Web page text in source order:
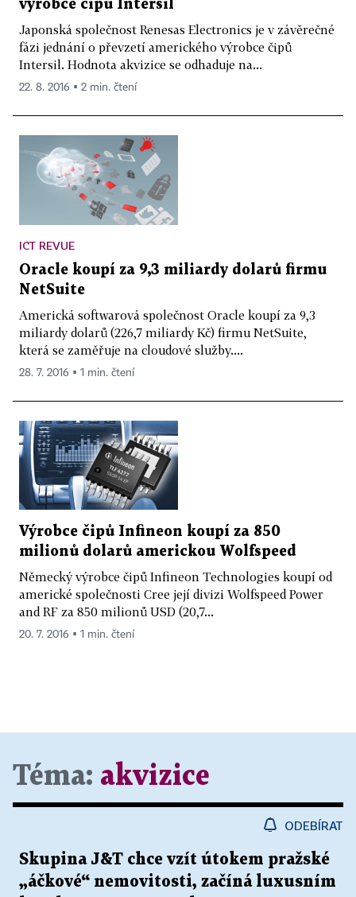
výrobce čipů Intersil
Japonská společnost Renesas Electronics je v závěrečné
fázi jednání o převzetí amerického výrobce čipů
Intersil. Hodnota akvizice se odhaduje na...
22. 8. 2016 ▪ 2 min. čtení
ICT REVUE
Oracle koupí za 9,3 miliardy dolarů firmu
NetSuite
Americká softwarová společnost Oracle koupí za 9,3
miliardy dolarů (226,7 miliardy Kč) firmu NetSuite,
která se zaměřuje na cloudové služby....
28. 7. 2016 ▪ 1 min. čtení
Výrobce čipů Infineon koupí za 850
milionů dolarů americkou Wolfspeed
Německý výrobce čipů Infineon Technologies koupí od
americké společnosti Cree její divizi Wolfspeed Power
and RF za 850 milionů USD (20,7...
20. 7. 2016 ▪ 1 min. čtení
Téma: akvizice
ODEBÍRAT
Skupina J&T chce vzít útokem pražské
„áčkové“ nemovitosti, začíná luxusním